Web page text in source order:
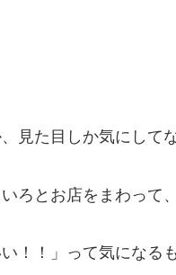
見た目しか気にしてな
ろとお店をまわって、
！！」って気になる